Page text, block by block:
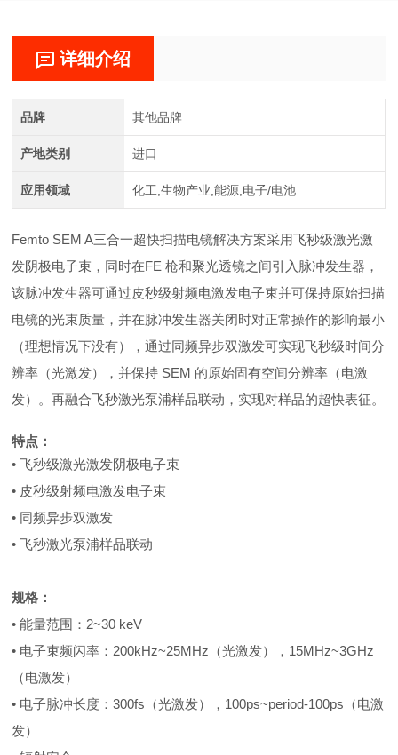
详细介绍
品牌 其他品牌
产地类别 进口
应用领域 化工,生物产业,能源,电子/电池
Femto SEM A三合一超快扫描电镜解决方案采用飞秒级激光激
发阴极电子束，同时在FE 枪和聚光透镜之间引入脉冲发生器，
该脉冲发生器可通过皮秒级射频电激发电子束并可保持原始扫描
电镜的光束质量，并在脉冲发生器关闭时对正常操作的影响最小
（理想情况下没有），通过同频异步双激发可实现飞秒级时间分
辨率（光激发），并保持 SEM 的原始固有空间分辨率 （电激
发） 。再融合飞秒激光泵浦样品联动，实现对样品的超快表征。
特点：
•飞秒级激光激发阴极电子束
• 皮秒级射频电激发电子束
• 同频异步双激发
•飞秒激光泵浦样品联动
规格：
• 能量范围：2~30 keV
• 电子束频闪率：200kHz~25MHz （光激发）， 15MHz~3GHz
（电激发）
• 电子脉冲长度：300fs（光激发），100ps~period-100ps（电激
发）